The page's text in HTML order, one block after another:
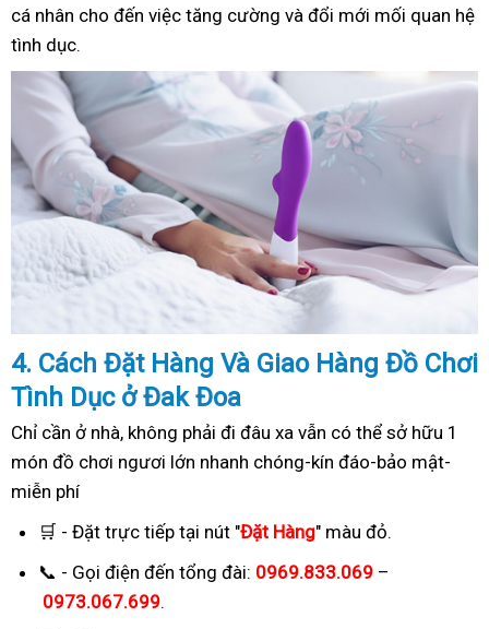
cá nhân cho đến việc tăng cường và đổi mới mối quan hệ
tình dục.
4. Cách Đặt Hàng Và Giao Hàng Đồ Chơi
Tình Dục ở Đak Đoa
Chỉ cần ở nhà, không phải đi đâu xa vẫn có thể sở hữu 1
món đồ chơi ngươi lớn nhanh chóng-kín đáo-bảo mật-
miễn phí
🛒 - Đặt trực tiếp tại nút "Đặt Hàng" màu đỏ.
📞 - Gọi điện đến tổng đài: 0969.833.069 –
0973.067.699.